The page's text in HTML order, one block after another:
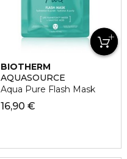
BIOTHERM
AQUASOURCE
Aqua Pure Flash Mask
16,90 €